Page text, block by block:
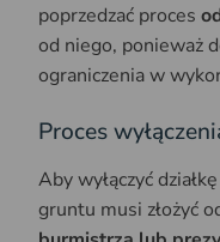
poprzedzać proces
od niego, ponieważ
ograniczenia w
Proces
Aby wyłączyć
gruntu musi złożyć